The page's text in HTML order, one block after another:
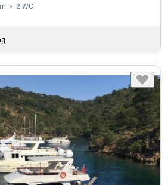
2 WC